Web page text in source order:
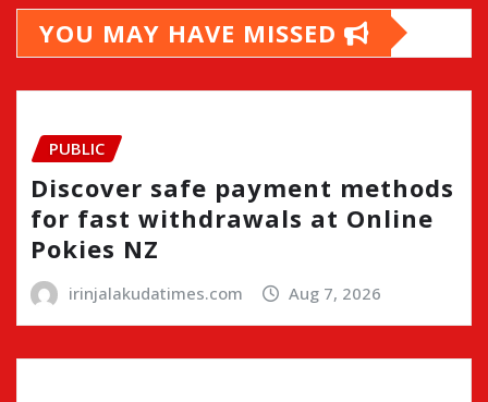
YOU MAY HAVE MISSED
PUBLIC
Discover safe payment methods
for fast withdrawals at Online
Pokies NZ
irinjalakudatimes.com Aug 7, 2026